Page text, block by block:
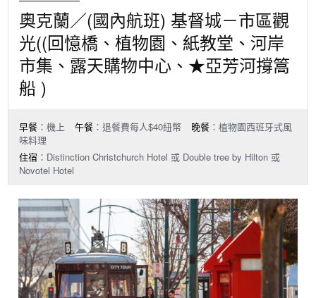
奧克蘭／(國內航班) 基督城－市區觀
光((回憶橋、植物園、紙教堂、河岸
市集、露天購物中心、★亞芳河撐篙
船 )
早餐 ：機上 午餐 ：退餐費每人$40紐幣 晚餐 ：植物園西班牙式風
味料理
住宿 ：Distinction Christchurch Hotel 或 Double tree by Hilton 或
Novotel Hotel